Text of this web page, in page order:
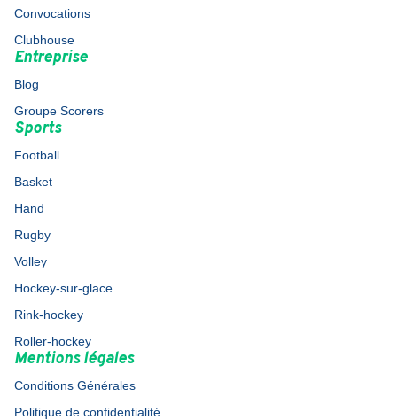
Convocations
Clubhouse
Entreprise
Blog
Groupe Scorers
Sports
Football
Basket
Hand
Rugby
Volley
Hockey-sur-glace
Rink-hockey
Roller-hockey
Mentions légales
Conditions Générales
Politique de confidentialité